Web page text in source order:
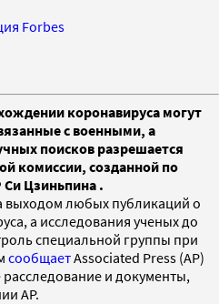
Forbes
коронавируса могут
с военными, а
поисков разрешается
комиссии, созданной по
Цзиньпина .
выходом любых публикаций о
а исследования ученых до
специальной группы при
сообщаетAssociated Press (AP)
и документы,
AP.